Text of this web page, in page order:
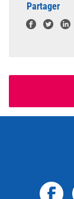
Partager